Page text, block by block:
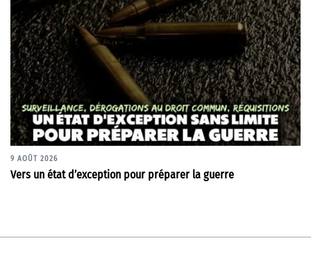
9 AOÛT 2026
Vers un état d’exception pour préparer la guerre